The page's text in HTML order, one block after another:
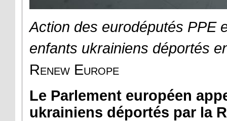
Action des eurodéputés PPE
enfants ukrainiens déportés
Renew Europe
Le Parlement européen
ukrainiens déportés par la